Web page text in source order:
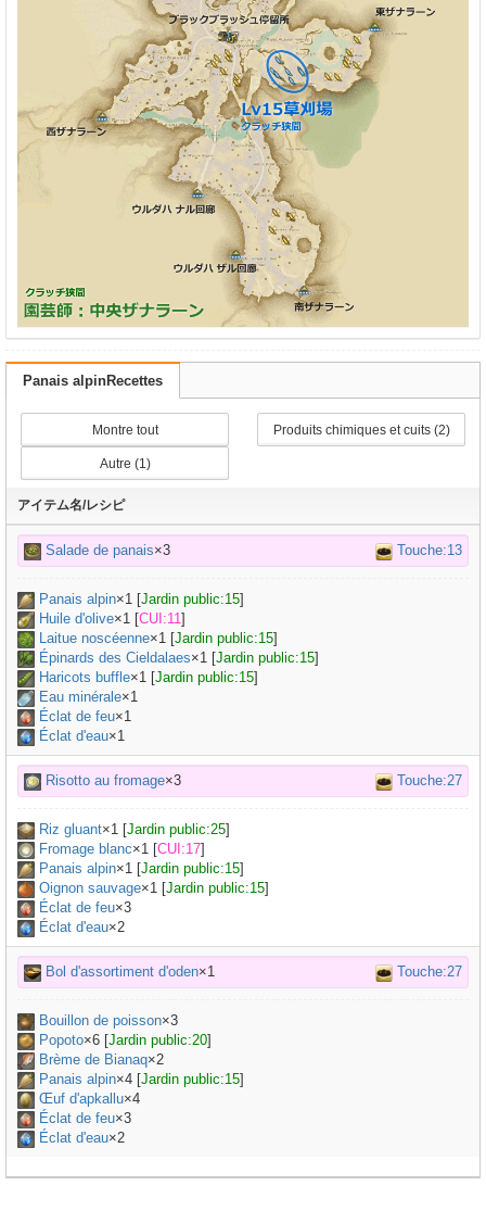
Panais alpinRecettes
Montre tout Produits chimiques et cuits (2)
Autre (1)
アイテム名/レシピ
Salade de panais×3 Touche:13
Panais alpin×1 [Jardin public:15]
Huile d'olive×1 [CUI:11]
Laitue noscéenne×1 [Jardin public:15]
Épinards des Cieldalaes×1 [Jardin public:15]
Haricots buffle×1 [Jardin public:15]
Eau minérale×1
Éclat de feu×1
Éclat d'eau×1
Risotto au fromage×3 Touche:27
Riz gluant×1 [Jardin public:25]
Fromage blanc×1 [CUI:17]
Panais alpin×1 [Jardin public:15]
Oignon sauvage×1 [Jardin public:15]
Éclat de feu×3
Éclat d'eau×2
Bol d'assortiment d'oden×1 Touche:27
Bouillon de poisson×3
Popoto×6 [Jardin public:20]
Brème de Bianaq×2
Panais alpin×4 [Jardin public:15]
Œuf d'apkallu×4
Éclat de feu×3
Éclat d'eau×2